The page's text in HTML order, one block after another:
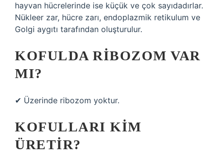
hayvan hücrelerinde ise küçük ve çok sayıdadırlar.
Nükleer zar, hücre zarı, endoplazmik retikulum ve
Golgi aygıtı tarafından oluşturulur.
KOFULDA RIBOZOM VAR
MI?
✔ Üzerinde ribozom yoktur.
KOFULLARI KIM
ÜRETIR?